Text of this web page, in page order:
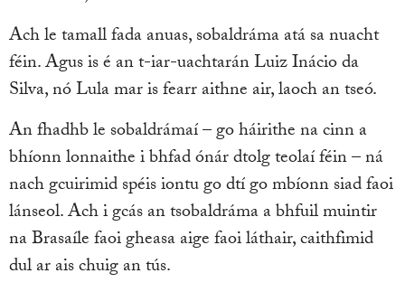
Ach le tamall fada anuas, sobaldráma atá sa nuacht
féin. Agus is é an t-iar-uachtarán Luiz Inácio da
Silva, nó Lula mar is fearr aithne air, laoch an tseó.
An fhadhb le sobaldrámaí – go háirithe na cinn a
bhíonn lonnaithe i bhfad ónár dtolg teolaí féin – ná
nach gcuirimid spéis iontu go dtí go mbíonn siad faoi
lánseol. Ach i gcás an tsobaldráma a bhfuil muintir
na Brasaíle faoi gheasa aige faoi láthair, caithfimid
dul ar ais chuig an tús.